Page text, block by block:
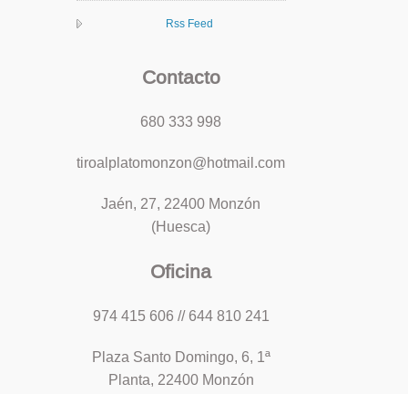
Rss Feed
Contacto
680 333 998
tiroalplatomonzon@hotmail.com
Jaén, 27, 22400 Monzón
(Huesca)
Oficina
974 415 606 // 644 810 241
Plaza Santo Domingo, 6, 1ª
Planta, 22400 Monzón